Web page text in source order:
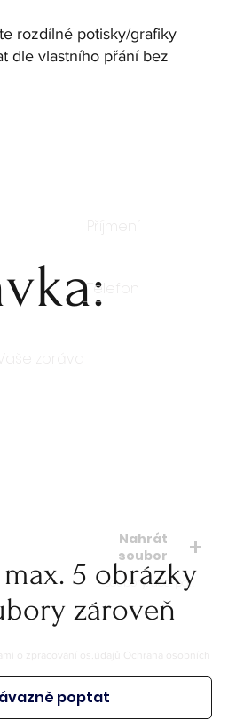
rozdílné potisky/grafiky
dle vlastního přání bez
Nahrát
soubor
soubory: doc. pdf.
5 obrázky
zároveň
o zpracování os.údajů
Ochrana osobních
poptat